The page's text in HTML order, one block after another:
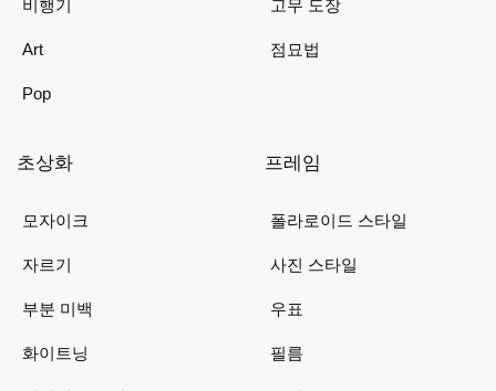
비행기
Art
Pop
고무 도장
점묘법
초상화
모자이크
자르기
부분 미백
화이트닝
프레임
폴라로이드 스타일
사진 스타일
우표
필름